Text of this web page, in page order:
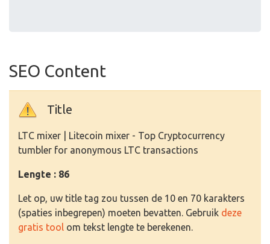
SEO Content
Title
LTC mixer | Litecoin mixer - Top Cryptocurrency
tumbler for anonymous LTC transactions
Lengte : 86
Let op, uw title tag zou tussen de 10 en 70 karakters
(spaties inbegrepen) moeten bevatten. Gebruik deze
gratis tool om tekst lengte te berekenen.